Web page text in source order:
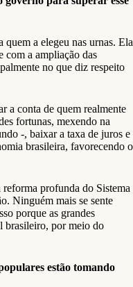
a elegeu nas urnas. Ela
com a ampliação das
no que diz respeito
a conta de quem realmente
fortunas, mexendo na
-, baixar a taxa de juros e
brasileira, favorecendo o
profunda do Sistema
Ninguém mais se sente
porque as grandes
brasileiro, por meio do
estão tomando